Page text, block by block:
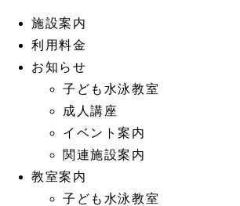
施設案内
利用料金
お知らせ
子ども水泳教室
成人講座
イベント案内
関連施設案内
教室案内
子ども水泳教室